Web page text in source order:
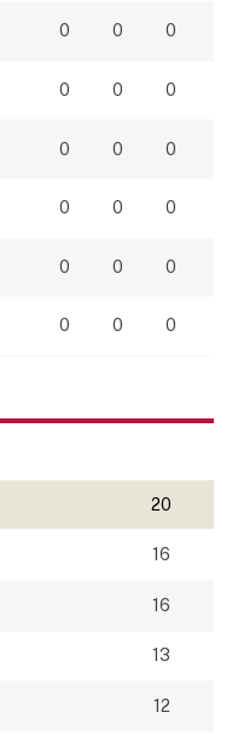
0 0 0
0 0 0
0 0 0
0 0 0
0 0 0
0 0 0
20
16
16
13
12